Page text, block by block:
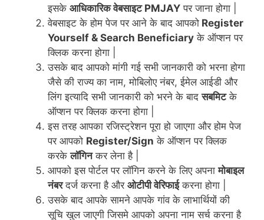
इसके आधिकारिक वेबसाइट PMJAY पर जाना होगा |
वेबसाइट के होम पेज पर आने के बाद आपको Register
Yourself & Search Beneficiary के ऑप्शन पर
क्लिक करना होगा |
उसके बाद आपको मांगी गई सभी जानकारी को भरना होगा
जैसे की राज्य का नाम, मोबिलोए नंबर, ईमेल आईडी और
लिंग इत्यादि सभी जानकारी को भरने के बादसबमिटके
ऑप्शन पर क्लिक करना होगा |
इस तरह आपका रजिस्ट्रेशन पूरा हो जाएगा और होम पेज
पर आपको Register/Sign के ऑप्शन पर क्लिक
करकेलॉगिनकर लेना है |
आपको इस पोर्टल पर लॉगिन करने के लिए अपनामोबाइल
नंबरदर्ज करना है और ओटीपी वेरिफाईकरना होगा |
उसके बाद आपके सामने आपके गांव के लाभार्थियों की
सूचि खुल जाएगी जिसमे आपको अपना नाम सर्च करना है